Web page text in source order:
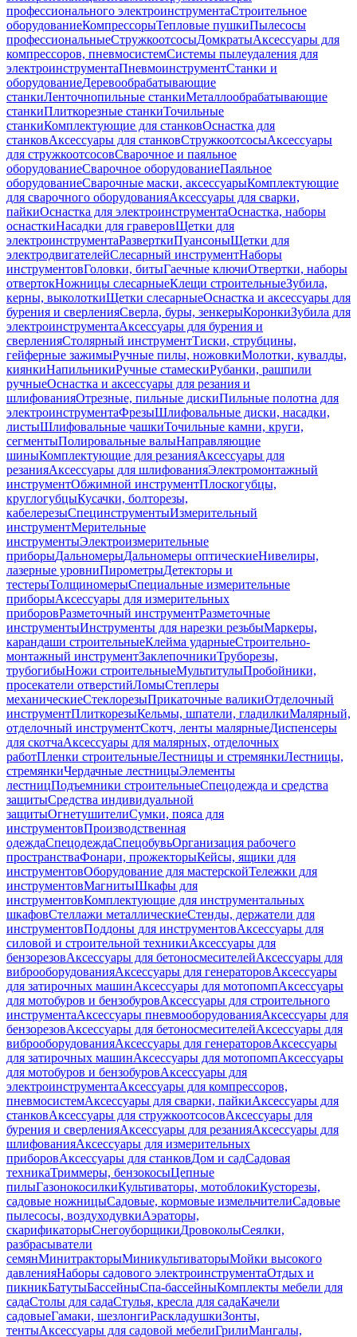
профессионального электроинструментаСтроительное
оборудованиеКомпрессорыТепловые пушкиПылесосы
профессиональныеСтружкоотсосыДомкратыАксессуары для
компрессоров, пневмосистемСистемы пылеудаления для
электроинструментаПневмоинструментСтанки и
оборудованиеДеревообрабатывающие
станкиЛенточнопильные станкиМеталлообрабатывающие
станкиПлиткорезные станкиТочильные
станкиКомплектующие для станковОснастка для
станковАксессуары для станковСтружкоотсосыАксессуары
для стружкоотсосовСварочное и паяльное
оборудованиеСварочное оборудованиеПаяльное
оборудованиеСварочные маски, аксессуарыКомплектующие
для сварочного оборудованияАксессуары для сварки,
пайкиОснастка для электроинструментаОснастка, наборы
оснасткиНасадки для граверовЩетки для
электроинструментаРазверткиПуансоныЩетки для
электродвигателейСлесарный инструментНаборы
инструментовГоловки, битыГаечные ключиОтвертки, наборы
отвертокНожницы слесарныеКлещи строительныеЗубила,
керны, выколоткиЩетки слесарныеОснастка и аксессуары для
бурения и сверленияСверла, буры, зенкерыКоронкиЗубила для
электроинструментаАксессуары для бурения и
сверленияСтолярный инструментТиски, струбцины,
гейферные зажимыРучные пилы, ножовкиМолотки, кувалды,
киянкиНапильникиРучные стамескиРубанки, рашпили
ручныеОснастка и аксессуары для резания и
шлифованияОтрезные, пильные дискиПильные полотна для
электроинструментаФрезыШлифовальные диски, насадки,
листыШлифовальные чашкиТочильные камни, круги,
сегментыПолировальные валыНаправляющие
шиныКомплектующие для резанияАксессуары для
резанияАксессуары для шлифованияЭлектромонтажный
инструментОбжимной инструментПлоскогубцы,
круглогубцыКусачки, болторезы,
кабелерезыСпецинструментыИзмерительный
инструментМерительные
инструментыЭлектроизмерительные
приборыДальномерыДальномеры оптическиеНивелиры,
лазерные уровниПирометрыДетекторы и
тестерыТолщиномерыСпециальные измерительные
приборыАксессуары для измерительных
приборовРазметочный инструментРазметочные
инструментыИнструменты для нарезки резьбыМаркеры,
карандаши строительныеКлейма ударныеСтроительно-
монтажный инструментЗаклепочникиТруборезы,
трубогибыНожи строительныеМультитулыПробойники,
просекатели отверстийЛомыСтеплеры
механическиеСтеклорезыПрикаточные валикиОтделочный
инструментПлиткорезыКельмы, шпатели, гладилкиМалярный,
отделочный инструментСкотч, ленты малярныеДиспенсеры
для скотчаАксессуары для малярных, отделочных
работПленки строительныеЛестницы и стремянкиЛестницы,
стремянкиЧердачные лестницыЭлементы
лестницПодъемники строительныеСпецодежда и средства
защитыСредства индивидуальной
защитыОгнетушителиСумки, пояса для
инструментовПроизводственная
одеждаСпецодеждаСпецобувьОрганизация рабочего
пространстваФонари, прожекторыКейсы, ящики для
инструментовОборудование для мастерскойТележки для
инструментовМагнитыШкафы для
инструментовКомплектующие для инструментальных
шкафовСтеллажи металлическиеСтенды, держатели для
инструментовПоддоны для инструментовАксессуары для
силовой и строительной техникиАксессуары для
бензорезовАксессуары для бетоносмесителейАксессуары для
виброоборудованияАксессуары для генераторовАксессуары
для затирочных машинАксессуары для мотопомпАксессуары
для мотобуров и бензобуровАксессуары для строительного
инструментаАксессуары пневмооборудованияАксессуары для
бензорезовАксессуары для бетоносмесителейАксессуары для
виброоборудованияАксессуары для генераторовАксессуары
для затирочных машинАксессуары для мотопомпАксессуары
для мотобуров и бензобуровАксессуары для
электроинструментаАксессуары для компрессоров,
пневмосистемАксессуары для сварки, пайкиАксессуары для
станковАксессуары для стружкоотсосовАксессуары для
бурения и сверленияАксессуары для резанияАксессуары для
шлифованияАксессуары для измерительных
приборовАксессуары для станковДом и садСадовая
техникаТриммеры, бензокосыЦепные
пилыГазонокосилкиКультиваторы, мотоблокиКусторезы,
садовые ножницыСадовые, кормовые измельчителиСадовые
пылесосы, воздуходувкиАэраторы,
скарификаторыСнегоуборщикиДровоколыСеялки,
разбрасыватели
семянМинитракторыМиникультиваторыМойки высокого
давленияНаборы садового электроинструментаОтдых и
пикникБатутыБассейныСпа-бассейныКомплекты мебели для
садаСтолы для садаСтулья, кресла для садаКачели
садовыеГамаки, шезлонгиРаскладушкиЗонты,
тентыАксессуары для садовой мебелиГрилиМангалы,